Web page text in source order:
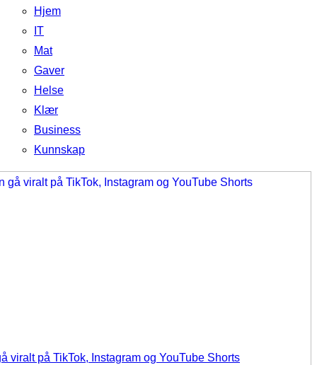
Hjem
IT
Mat
Gaver
Helse
Klær
Business
Kunnskap
viralt på TikTok, Instagram og YouTube Shorts